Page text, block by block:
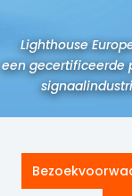
Lighthouse
een gecertificeerde